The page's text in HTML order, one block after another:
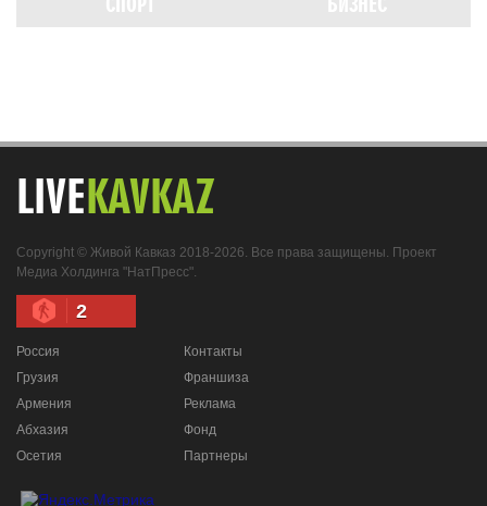
LIVEKAVKAZ
Copyright © Живой Кавказ 2018-2026. Все права защищены. Проект
Медиа Холдинга "НатПресс".
2
Россия
Грузия
Армения
Абхазия
Осетия
Контакты
Франшиза
Реклама
Фонд
Партнеры